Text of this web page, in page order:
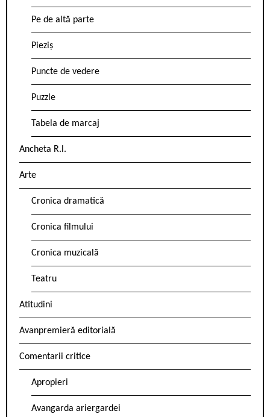
Pe de altă parte
Pieziș
Puncte de vedere
Puzzle
Tabela de marcaj
Ancheta R.l.
Arte
Cronica dramatică
Cronica filmului
Cronica muzicală
Teatru
Atitudini
Avanpremieră editorială
Comentarii critice
Apropieri
Avangarda ariergardei